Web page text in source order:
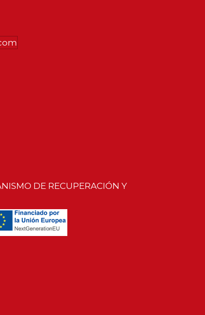
DE RECUPERACIÓN Y